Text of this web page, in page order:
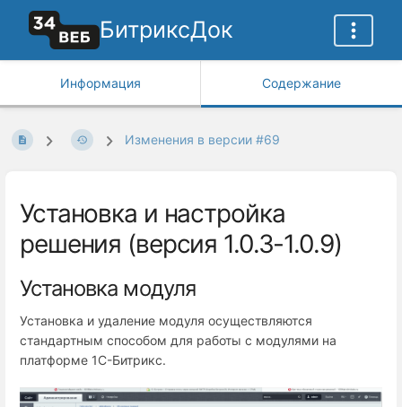
БитриксДок
Информация Содержание
Изменения в версии #69
Установка и настройка
решения (версия 1.0.3-1.0.9)
Установка модуля
Установка и удаление модуля осуществляются
стандартным способом для работы с модулями на
платформе 1С-Битрикс.